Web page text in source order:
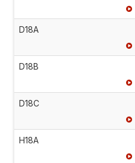
D18A
D18B
D18C
H18A